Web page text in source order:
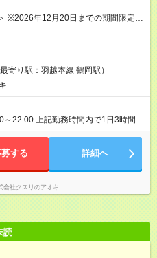
※2026年12月20日までの期間限定特
1300円 17:00～22:00 時給1400円
時給適用 8:30～17:00 時給1032円
資格手当
8:00～17:00＋68円 17:00～22:00
能な方 3.下記のいずれかの時間帯
18:00 c ～閉店時間 【試用期
寄り駅：羽越本線 鶴岡駅）
～22:00 上記勤務時間内で1日3時間以
働時間（1日8時間）を超えることは
募する 詳細へ
会社クスリのアオキ
読